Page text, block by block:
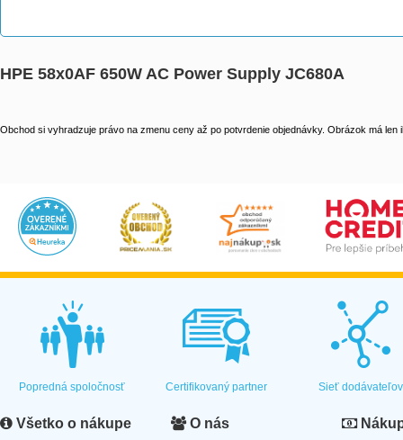
HPE 58x0AF 650W AC Power Supply JC680A
Obchod si vyhradzuje právo na zmenu ceny až po potvrdenie objednávky. Obrázok má len
Popredná spoločnosť Certifikovaný partner Sieť dodávateľov
Všetko o nákupe O nás